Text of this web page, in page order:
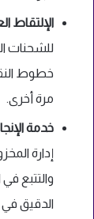
الإلتقاط
للشحنات
خطوط
مرة أخرى.
خدمة
إدارة
والتتبع
الدقيق في